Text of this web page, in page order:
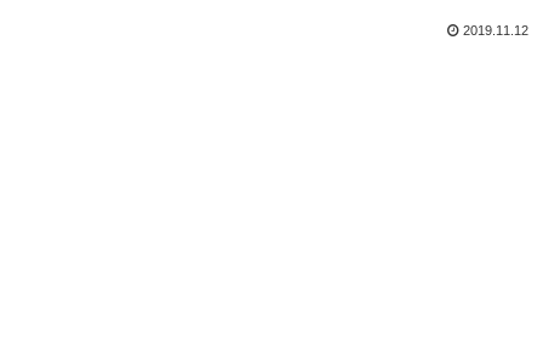
2019.11.12